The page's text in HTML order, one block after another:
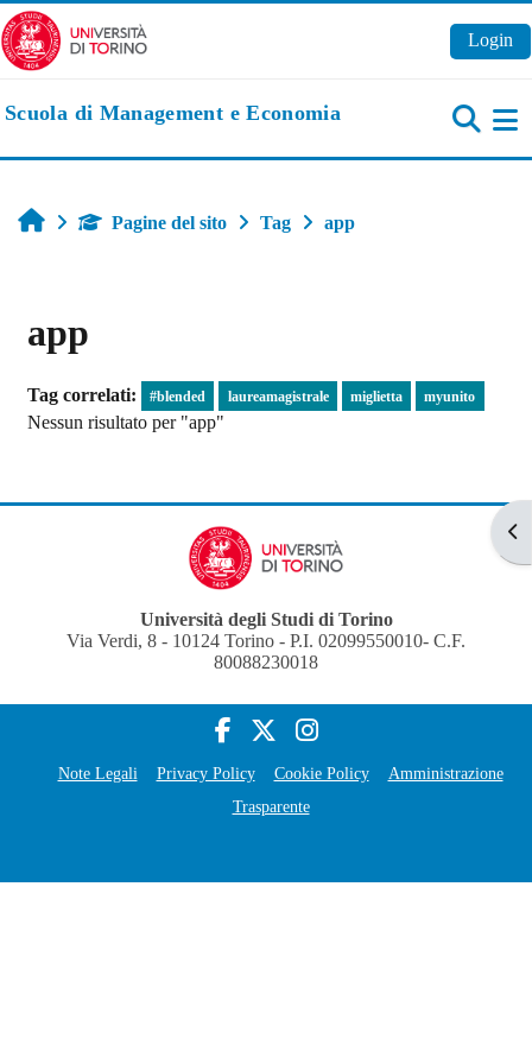
Vai al contenuto principale
Login
Scuola di Management e Economia
HomePagine del sito Tag app
app
Tag correlati: #blended laureamagistrale miglietta myunito
Nessun risultato per "app"
Università degli Studi di Torino
Via Verdi, 8 - 10124 Torino - P.I. 02099550010- C.F.
80088230018
Note Legali Privacy Policy Cookie Policy
Amministrazione
Trasparente